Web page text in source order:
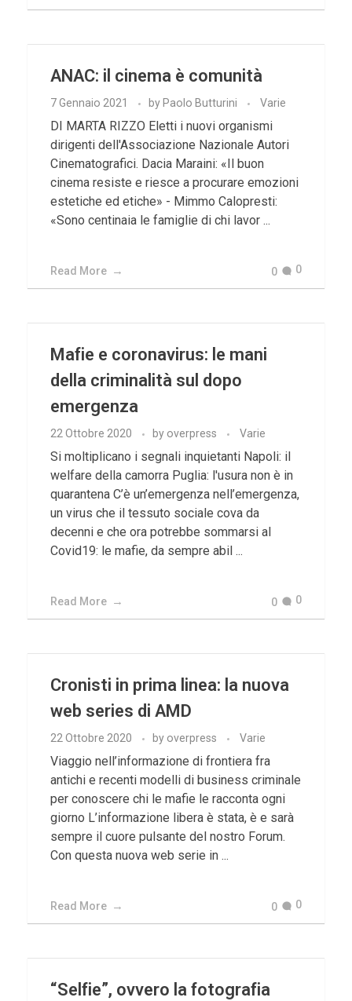
ANAC: il cinema è comunità
7 Gennaio 2021 by Paolo Butturini Varie
DI MARTA RIZZO Eletti i nuovi organismi
dirigenti dell'Associazione Nazionale Autori
Cinematografici. Dacia Maraini: «Il buon
cinema resiste e riesce a procurare emozioni
estetiche ed etiche» - Mimmo Calopresti:
«Sono centinaia le famiglie di chi lavor ...
Read More 0 0
Mafie e coronavirus: le mani
della criminalità sul dopo
emergenza
22 Ottobre 2020 by overpress Varie
Si moltiplicano i segnali inquietanti Napoli: il
welfare della camorra Puglia: l'usura non è in
quarantena C’è un’emergenza nell’emergenza,
un virus che il tessuto sociale cova da
decenni e che ora potrebbe sommarsi al
Covid19: le mafie, da sempre abil ...
Read More 0 0
Cronisti in prima linea: la nuova
web series di AMD
22 Ottobre 2020 by overpress Varie
Viaggio nell’informazione di frontiera fra
antichi e recenti modelli di business criminale
per conoscere chi le mafie le racconta ogni
giorno L’informazione libera è stata, è e sarà
sempre il cuore pulsante del nostro Forum.
Con questa nuova web serie in ...
Read More 0 0
“Selfie”, ovvero la fotografia